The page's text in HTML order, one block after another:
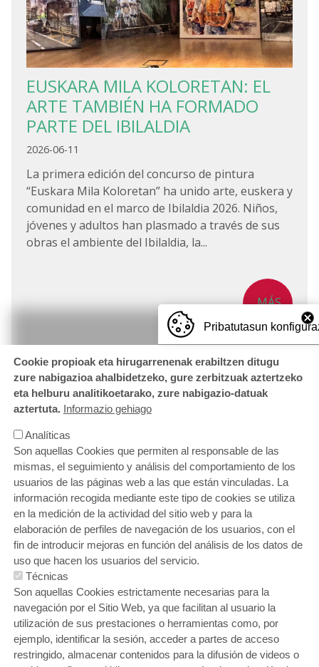
EUSKARA MILA KOLORETAN: EL
ARTE TAMBIÉN HA FORMADO
PARTE DEL IBILALDIA
2026-06-11
La primera edición del concurso de pintura
“Euskara Mila Koloretan” ha unido arte, euskera y
comunidad en el marco de Ibilaldia 2026. Niños,
jóvenes y adultos han plasmado a través de sus
obras el ambiente del Ibilaldia, la...
MÁS
ORRI-OINA¿Quieres trabajar con nosotros?
Política de cookies
Política de privacidad
Aviso legal
Gracias y sugerencias Buzón ético
Pribatutasun
Cookie propioak eta hirugarrenenak erabiltzen ditugu
zure nabigazioa ahalbidetzeko, gure zerbitzuak aztertzeko
eta helburu analitikoetarako, zure nabigazio-datuak
aztertuta. Informazio gehiago
Analíticas
Son aquellas Cookies que permiten al responsable de las
mismas, el seguimiento y análisis del comportamiento de los
usuarios de las páginas web a las que están vinculadas. La
información recogida mediante este tipo de cookies se utiliza
en la medición de la actividad del sitio web y para la
elaboración de perfiles de navegación de los usuarios, con el
fin de introducir mejoras en función del análisis de los datos de
uso que hacen los usuarios del servicio.
Técnicas
Son aquellas Cookies estrictamente necesarias para la
navegación por el Sitio Web, ya que facilitan al usuario la
utilización de sus prestaciones o herramientas como, por
ejemplo, identificar la sesión, acceder a partes de acceso
restringido, almacenar contenidos para la difusión de videos o